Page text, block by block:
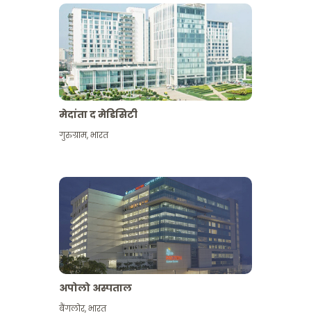
मेदांता द मेडिसिटी
गुरुग्राम,भारत
अपोलो अस्पताल
बैंगलोर,भारत